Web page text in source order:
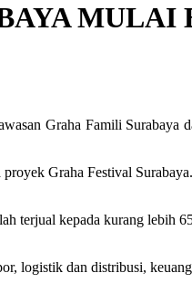
MULAI
Graha Famili Surabaya
Graha Festival
terjual kepada kurang lebih
logistik dan distribusi,